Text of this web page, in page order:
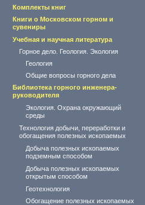
Комплекты книг
Книги о Московском горном и
сувениры
Учебная и научная литература
Горное дело. Геология. Экология
Геология
Общие вопросы горного дела
Библиотека горного инженера-
руководителя
Экология. Охрана окружающий
среды
Технология добычи, переработки и
обогащения полезных ископаемых
Добыча полезных ископаемых
подземным способом
Добыча полезных ископаемых
открытым способом
Геотехнология
Обогащение полезных ископаемых